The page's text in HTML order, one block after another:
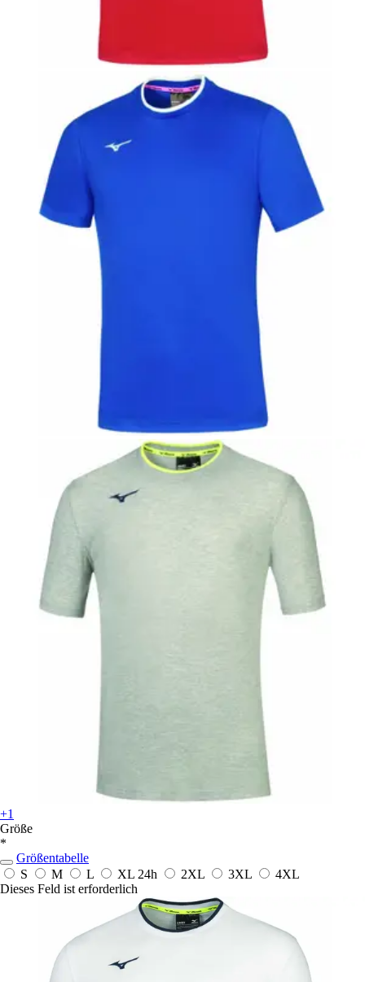
+1
Größe
*
Größentabelle
S
M L XL 24h 2XL 3XL
4XL
Dieses Feld ist erforderlich